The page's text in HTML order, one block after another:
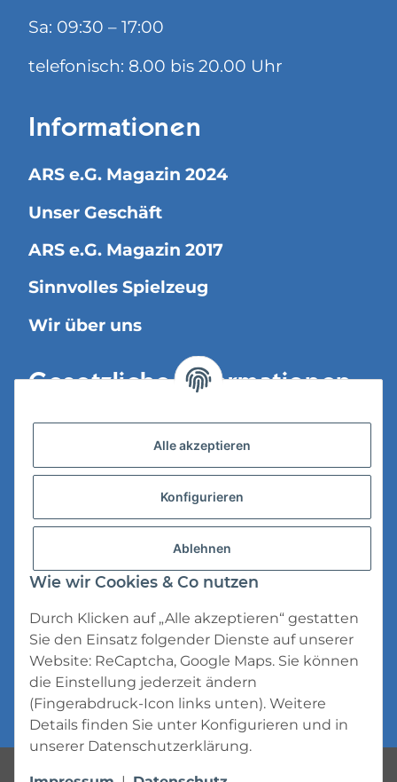
Sa: 09:30 – 17:00
telefonisch: 8.00 bis 20.00 Uhr
Informationen
ARS e.G. Magazin 2024
Unser Geschäft
ARS e.G. Magazin 2017
Sinnvolles Spielzeug
Wir über uns
Gesetzliche Informationen
Versandinformationen
Datenschutz
Impressum
* Alle Preise inkl. gesetzlicher USt., zzgl.
Versand
Alle akzeptieren
Konfigurieren
Ablehnen
Wie wir Cookies & Co nutzen
Durch Klicken auf „Alle akzeptieren“ gestatten
Sie den Einsatz folgender Dienste auf unserer
Website: ReCaptcha, Google Maps. Sie können
die Einstellung jederzeit ändern
(Fingerabdruck-Icon links unten). Weitere
Details finden Sie unter Konfigurieren und in
unserer Datenschutzerklärung.